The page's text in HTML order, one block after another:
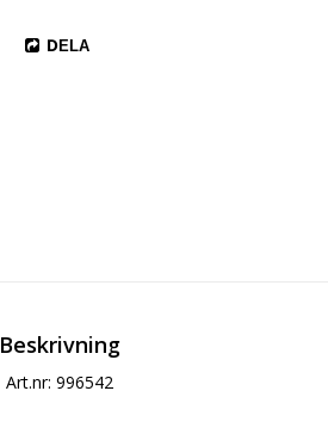
DELA
Beskrivning
Art.nr: 996542